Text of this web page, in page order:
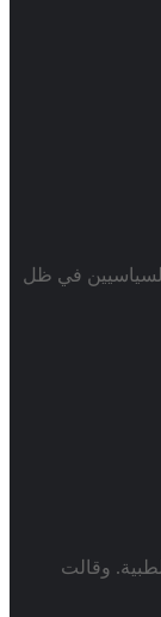
السياسيين في ظل
وقالت